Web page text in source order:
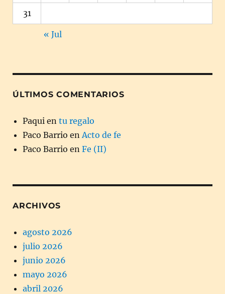
31
« Jul
ÚLTIMOS COMENTARIOS
Paqui en tu regalo
Paco Barrio en Acto de fe
Paco Barrio en Fe (II)
ARCHIVOS
agosto 2026
julio 2026
junio 2026
mayo 2026
abril 2026